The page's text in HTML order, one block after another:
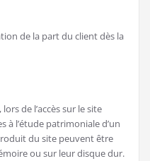
de la part du client dès la
de l’accès sur le site
à l’étude patrimoniale d’un
du site peuvent être
ou sur leur disque dur.